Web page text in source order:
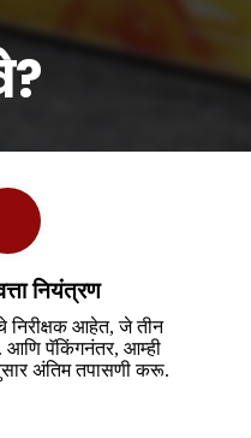
नियंत्रण
निरीक्षक आहेत, जे तीन
आणि पॅकिंगनंतर, आम्ही
अंतिम तपासणी करू.